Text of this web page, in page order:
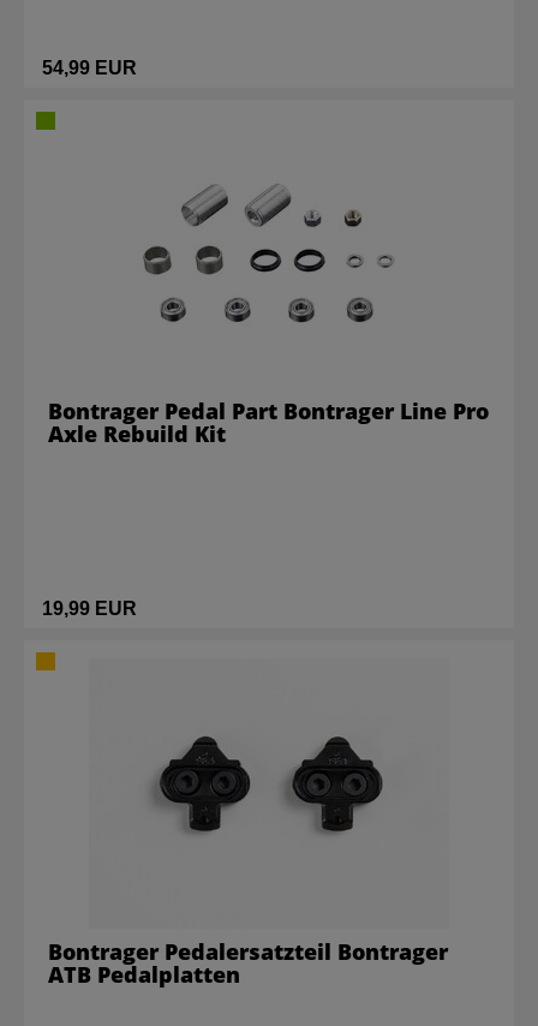
54,99 EUR
19,99 EUR
Bontrager Pedal Part Bontrager Line Pro
Axle Rebuild Kit
Bontrager Pedalersatzteil Bontrager
ATB Pedalplatten